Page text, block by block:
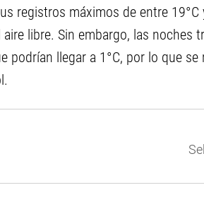
registros máximos de entre 19°C
libre. Sin embargo, las noches
podrían llegar a 1°C, por lo que se